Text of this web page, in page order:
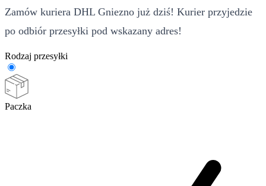
Zamów kuriera DHL Gniezno już dziś! Kurier przyjedzie
po odbiór przesyłki pod wskazany adres!
Rodzaj przesyłki
Paczka